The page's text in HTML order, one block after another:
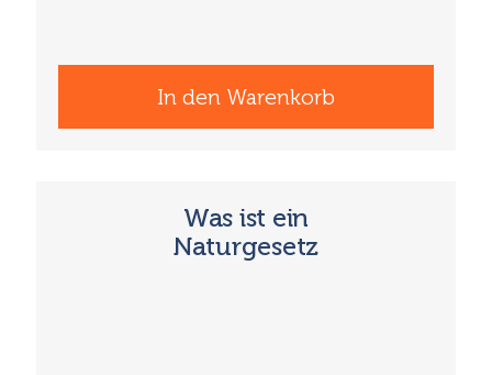
In den Warenkorb
Was ist ein
Naturgesetz